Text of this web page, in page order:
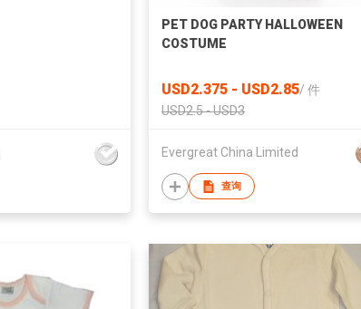
PET DOG PARTY HALLOWEEN
COSTUME
USD2.375 - USD2.85/ 件
USD2.5 - USD3
Evergreat China Limited
查询